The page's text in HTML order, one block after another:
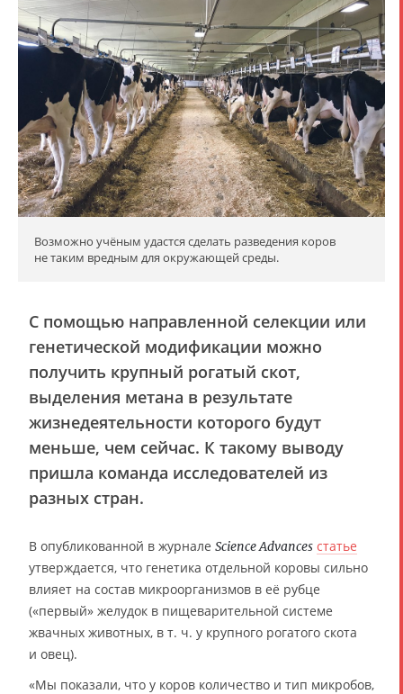
Возможно учёным удастся сделать разведения коров
не таким вредным для окружающей среды.
С помощью направленной селекции или
генетической модификации можно
получить крупный рогатый скот,
выделения метана в результате
жизнедеятельности которого будут
меньше, чем сейчас. К такому выводу
пришла команда исследователей из
разных стран.
В опубликованной в журнале Science Advances статье
утверждается, что генетика отдельной коровы сильно
влияет на состав микроорганизмов в её рубце
(«первый» желудок в пищеварительной системе
жвачных животных, в т. ч. у крупного рогатого скота
и овец).
«Мы показали, что у коров количество и тип микробов,